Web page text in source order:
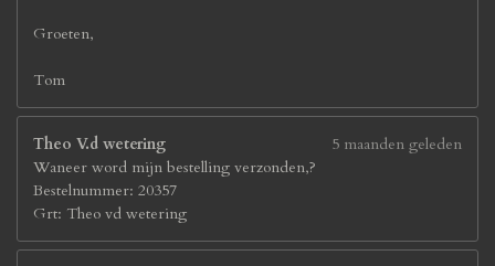
Groeten,
Tom
Theo V.d wetering
5 maanden geleden
Waneer word mijn bestelling verzonden,?
Bestelnummer: 20357
Grt: Theo vd wetering